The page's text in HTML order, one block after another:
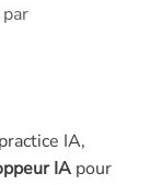
IA,
IA pour